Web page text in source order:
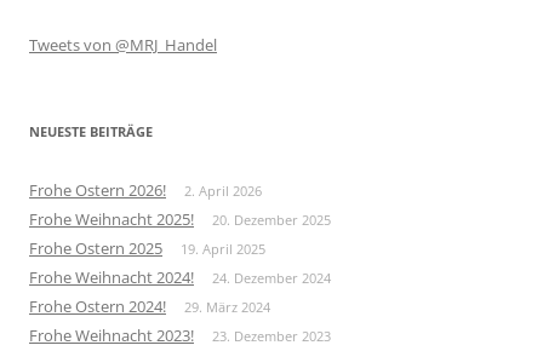
Tweets von @MRJ_Handel
NEUESTE BEITRÄGE
Frohe Ostern 2026! 2. April 2026
Frohe Weihnacht 2025! 20. Dezember 2025
Frohe Ostern 2025 19. April 2025
Frohe Weihnacht 2024! 24. Dezember 2024
Frohe Ostern 2024! 29. März 2024
Frohe Weihnacht 2023! 23. Dezember 2023